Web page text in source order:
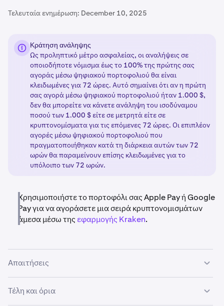
Τελευταία ενημέρωση: December 10, 2025
Κράτηση ανάληψης
Ως προληπτικό μέτρο ασφαλείας, οι αναλήψεις σε
οποιοδήποτε νόμισμα έως το 100% της πρώτης σας
αγοράς μέσω ψηφιακού πορτοφολιού θα είναι
κλειδωμένες για 72 ώρες. Αυτό σημαίνει ότι αν η πρώτη
σας αγορά μέσω ψηφιακού πορτοφολιού ήταν 1.000 $,
δεν θα μπορείτε να κάνετε ανάληψη του ισοδύναμου
ποσού των 1.000 $ είτε σε μετρητά είτε σε
κρυπτονομίσματα για τις επόμενες 72 ώρες. Οι επιπλέον
αγορές μέσω ψηφιακού πορτοφολιού που
πραγματοποιήθηκαν κατά τη διάρκεια αυτών των 72
ωρών θα παραμείνουν επίσης κλειδωμένες για το
υπόλοιπο των 72 ωρών.
Χρησιμοποιήστε το πορτοφόλι σας Apple Pay ή Google
Pay για να αγοράσετε μια σειρά κρυπτονομισμάτων
άμεσα μέσω της εφαρμογής Kraken.
Απαιτήσεις
• Ο λογαριασμός Kraken πρέπει να έχει επαληθευτεί.
Τέλη και όρια